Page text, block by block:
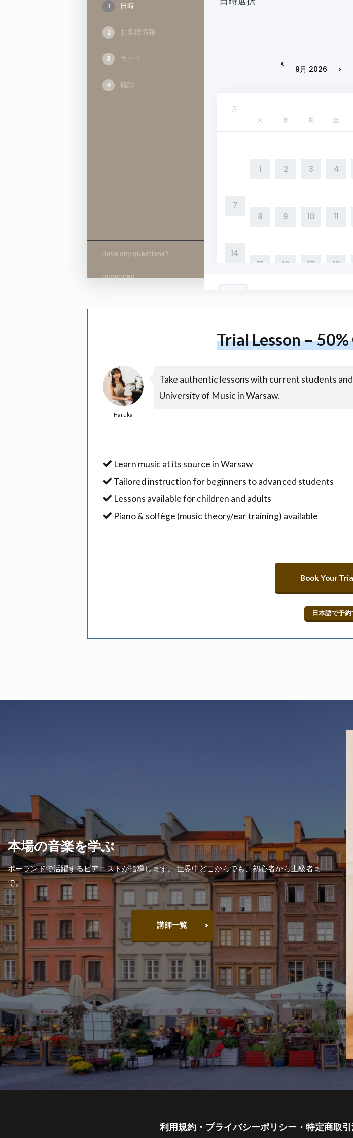
1 日時
2 お客様情報
3 カート
4 確認
Have any questions?
undefined
< 9月 2026 >
月
火
水 木 金
1 2 3 4
7
8
9 10 11
14
15
16 17 18
22
23 24 25
28
Trial Lesson –
Haruka
Take authentic lessons with current students
University of Music in Warsaw.
Learn music at its source in Warsaw
Tailored instruction for beginners to advanced students
Lessons available for children and adults
Piano & solfège (music theory/ear training) available
Book Your
日本語で予約
本場の音楽を学ぶ
ポーランドで活躍するピアニストが指導します。 世界中どこからでも、初心者から上級者ま
で。
講師一覧
利用規約・プライバシーポリシー・特定商取